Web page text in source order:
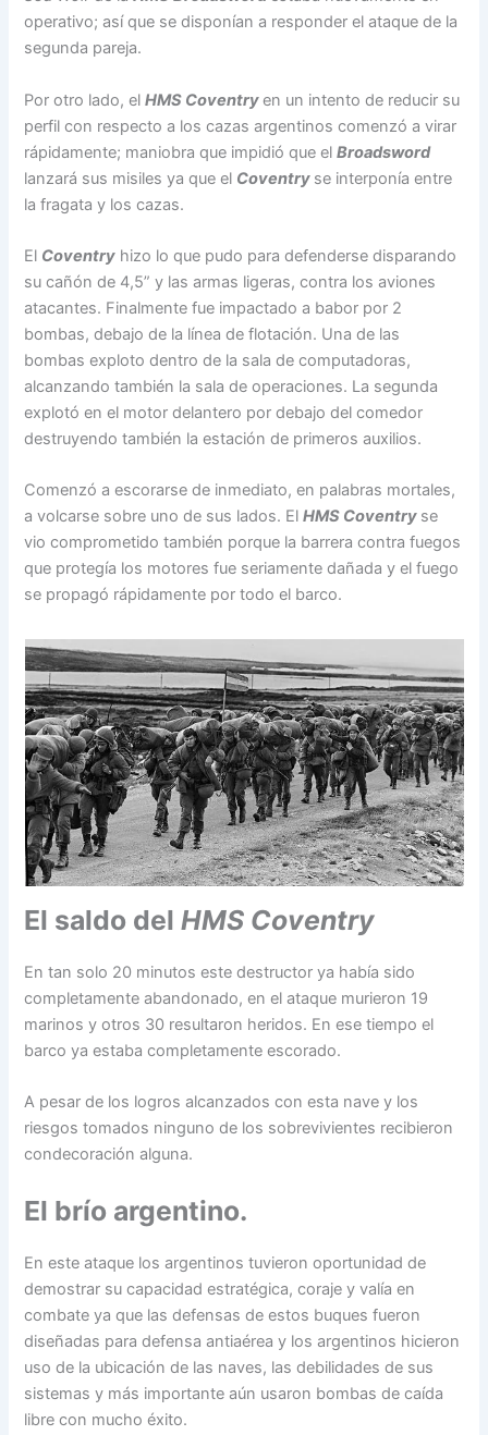
operativo; así que se disponían a responder el ataque de la
segunda pareja.
Por otro lado, elHMS Coventryen un intento de reducir su
perfil con respecto a los cazas argentinos comenzó a virar
rápidamente; maniobra que impidió que elBroadsword
lanzará sus misiles ya que el Coventry se interponía entre
la fragata y los cazas.
El Coventry hizo lo que pudo para defenderse disparando
su cañón de 4,5” y las armas ligeras, contra los aviones
atacantes. Finalmente fue impactado a babor por 2
bombas, debajo de la línea de flotación. Una de las
bombas exploto dentro de la sala de computadoras,
alcanzando también la sala de operaciones. La segunda
explotó en el motor delantero por debajo del comedor
destruyendo también la estación de primeros auxilios.
Comenzó a escorarse de inmediato, en palabras mortales,
a volcarse sobre uno de sus lados. ElHMS Coventry se
vio comprometido también porque la barrera contra fuegos
que protegía los motores fue seriamente dañada y el fuego
se propagó rápidamente por todo el barco.
El saldo del HMS Coventry
En tan solo 20 minutos este destructor ya había sido
completamente abandonado, en el ataque murieron 19
marinos y otros 30 resultaron heridos. En ese tiempo el
barco ya estaba completamente escorado.
A pesar de los logros alcanzados con esta nave y los
riesgos tomados ninguno de los sobrevivientes recibieron
condecoración alguna.
El brío argentino.
En este ataque los argentinos tuvieron oportunidad de
demostrar su capacidad estratégica, coraje y valía en
combate ya que las defensas de estos buques fueron
diseñadas para defensa antiaérea y los argentinos hicieron
uso de la ubicación de las naves, las debilidades de sus
sistemas y más importante aún usaron bombas de caída
libre con mucho éxito.